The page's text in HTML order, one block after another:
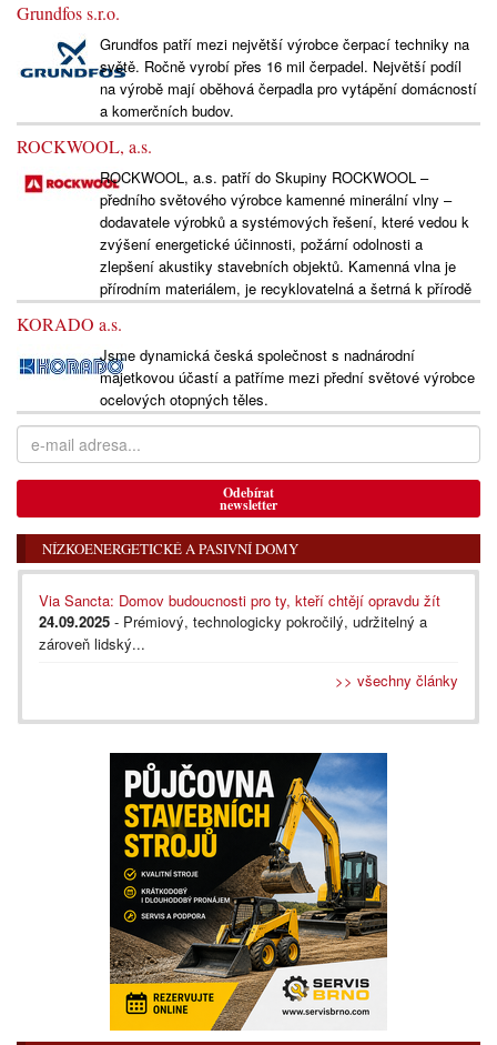
Grundfos s.r.o.
Grundfos patří mezi největší výrobce čerpací techniky na
světě. Ročně vyrobí přes 16 mil čerpadel. Největší podíl
na výrobě mají oběhová čerpadla pro vytápění domácností
a komerčních budov.
ROCKWOOL, a.s.
ROCKWOOL, a.s. patří do Skupiny ROCKWOOL –
předního světového výrobce kamenné minerální vlny –
dodavatele výrobků a systémových řešení, které vedou k
zvýšení energetické účinnosti, požární odolnosti a
zlepšení akustiky stavebních objektů. Kamenná vlna je
přírodním materiálem, je recyklovatelná a šetrná k přírodě
KORADO a.s.
Jsme dynamická česká společnost s nadnárodní
majetkovou účastí a patříme mezi přední světové výrobce
ocelových otopných těles.
Odebírat
newsletter
NÍZKOENERGETICKÉ A PASIVNÍ DOMY
Via Sancta: Domov budoucnosti pro ty, kteří chtějí opravdu žít
24.09.2025 - Prémiový, technologicky pokročilý, udržitelný a
zároveň lidský...
>> všechny články